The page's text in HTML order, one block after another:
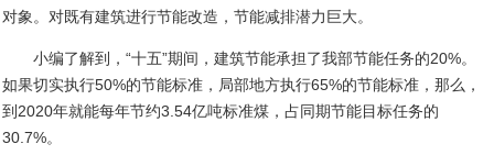
对象。对既有建筑进行节能改造，节能减排潜力巨大。
小编了解到，“十五”期间，建筑节能承担了我部节能任务的20%。
如果切实执行50%的节能标准，局部地方执行65%的节能标准，那么，
到 2020年就能每年节约3.54亿吨标准煤，占同期节能目标任务的
30.7%。